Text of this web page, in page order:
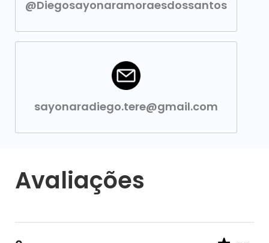
@Diegosayonaramoraesdossantos
sayonaradiego.tere@gmail.com
Avaliações